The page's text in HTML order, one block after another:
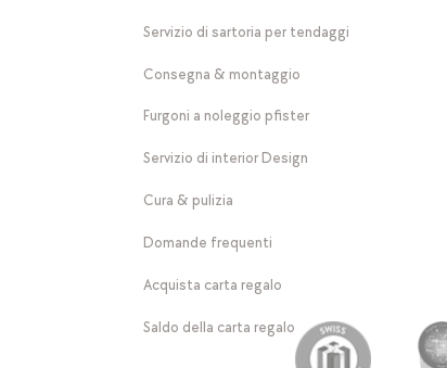
Servizio di sartoria per tendaggi
Consegna & montaggio
Furgoni a noleggio pfister
Servizio di interior Design
Cura & pulizia
Domande frequenti
Acquista carta regalo
Saldo della carta regalo